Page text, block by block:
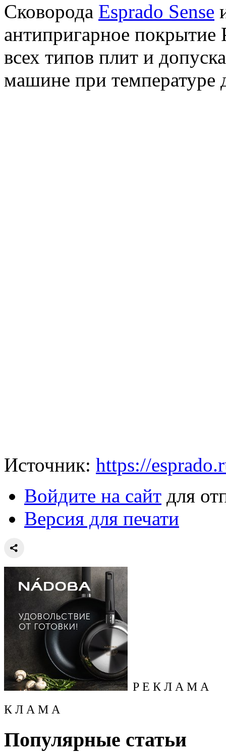
Сковорода Esprado Sense
антипригарное
всех типов плит и
машине при температуре
Источник: https://
Войдите на сайт для
Версия для печати
Р Е К Л А М А
К Л А М А
Популярные статьи